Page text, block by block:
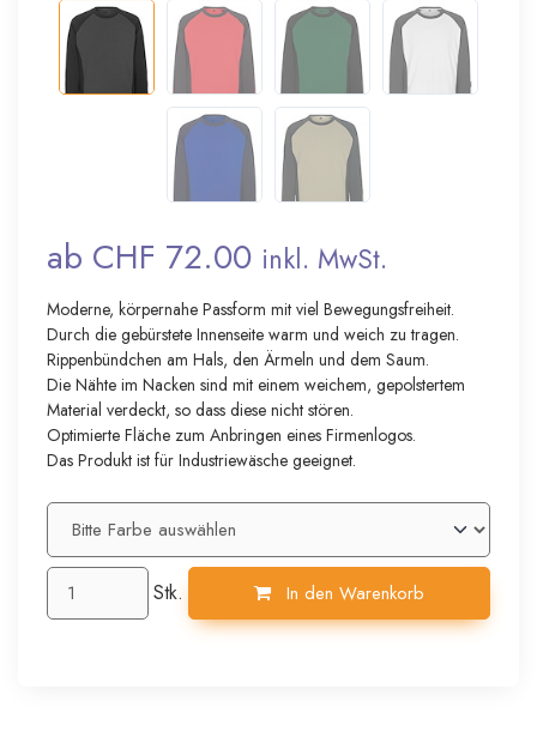
ab CHF 72.00 inkl. MwSt.
Moderne, körpernahe Passform mit viel Bewegungsfreiheit.
Durch die gebürstete Innenseite warm und weich zu tragen.
Rippenbündchen am Hals, den Ärmeln und dem Saum.
Die Nähte im Nacken sind mit einem weichem, gepolstertem
Material verdeckt, so dass diese nicht stören.
Optimierte Fläche zum Anbringen eines Firmenlogos.
Das Produkt ist für Industriewäsche geeignet.
Stk. In den Warenkorb